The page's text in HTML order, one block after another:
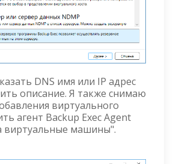
DNS имя или IP адрес
описание. Я также снимаю
виртуального
агент Backup Exec Agent
виртуальные машины".